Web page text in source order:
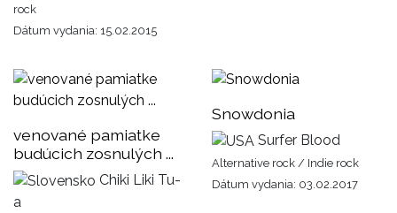
rock
Dátum vydania: 15.02.2015
venované pamiatke
budúcich zosnulých ...
Chiki Liki Tu-
a
Snowdonia
Surfer Blood
Alternative rock / Indie rock
Dátum vydania: 03.02.2017